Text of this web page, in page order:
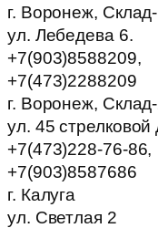
г. Воронеж,
ул. Лебедева 6.
+7(903)8588209,
+7(473)2288209
г. Воронеж,
ул. 45 стрелковой
+7(473)228-76-86,
+7(903)8587686
г. Калуга
ул. Светлая 2